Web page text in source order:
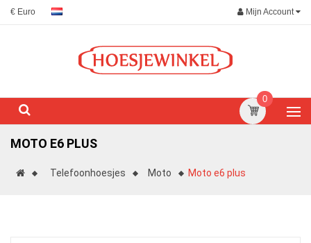
€ Euro Mijn Account
0
MOTO E6 PLUS
Telefoonhoesjes Moto Moto e6 plus